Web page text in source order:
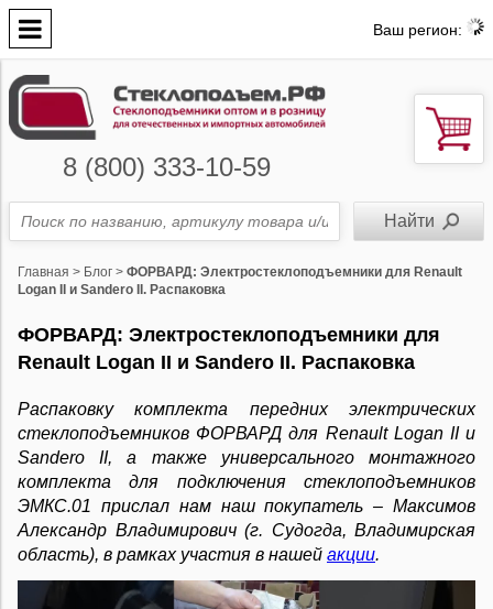
Ваш регион:
8 (800) 333-10-59
Главная > Блог > ФОРВАРД: Электростеклоподъемники для Renault
Logan II и Sandero II. Распаковка
ФОРВАРД: Электростеклоподъемники для
Renault Logan II и Sandero II. Распаковка
Распаковку комплекта передних электрических
стеклоподъемников ФОРВАРД для Renault Logan II и
Sandero II, а также универсального монтажного
комплекта для подключения стеклоподъемников
ЭМКС.01 прислал нам наш покупатель – Максимов
Александр Владимирович (г. Судогда, Владимирская
область), в рамках участия в нашей акции.